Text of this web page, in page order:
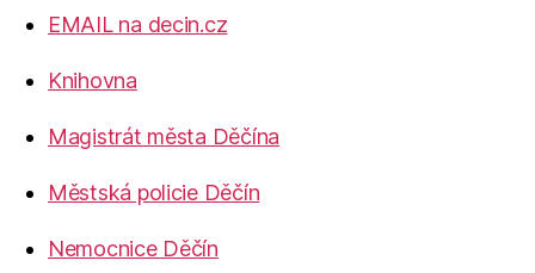
EMAIL na decin.cz
Knihovna
Magistrát města Děčína
Městská policie Děčín
Nemocnice Děčín